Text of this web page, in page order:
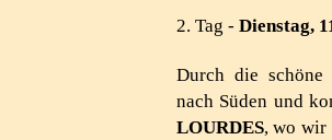
2. Tag - Dienstag,
Durch die
nach Süden und
LOURDES, wo wir